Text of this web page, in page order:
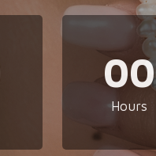
00
Hours